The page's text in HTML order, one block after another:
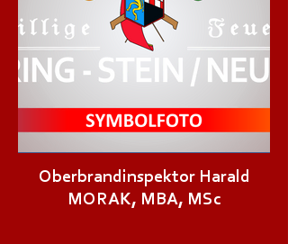
Oberbrandinspektor Harald
MORAK, MBA, MSc